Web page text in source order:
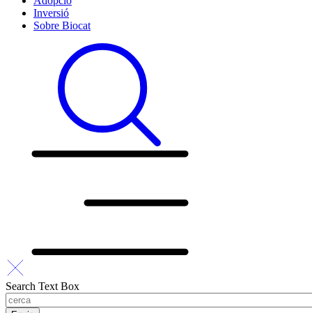
Inversió
Sobre Biocat
Search Text Box